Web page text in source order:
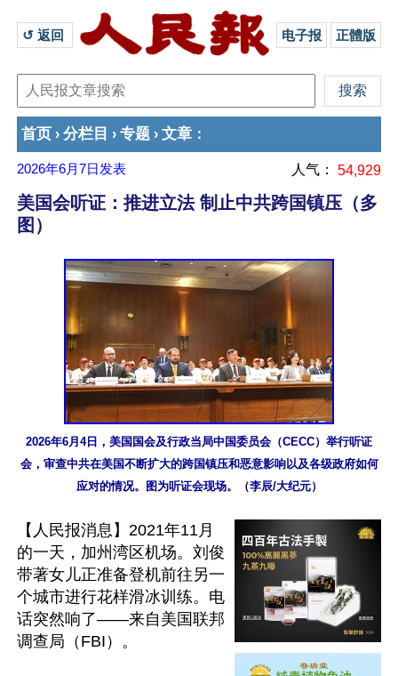
↺ 返回 电子报 正體版
首页 › 分栏目 › 专题 › 文章 ：
2026年6月7日 发表 人气： 54,929
美国会听证：推进立法 制止中共跨国镇压（多
图）
2026年6月4日，美国国会及行政当局中国委员会（CECC）举行听证
会，审查中共在美国不断扩大的跨国镇压和恶意影响以及各级政府如何
应对的情况。图为听证会现场。（李辰/大纪元）
【人民报消息】2021年11月
的一天，加州湾区机场。刘俊
带著女儿正准备登机前往另一
个城市进行花样滑冰训练。电
话突然响了——来自美国联邦
调查局（FBI）。